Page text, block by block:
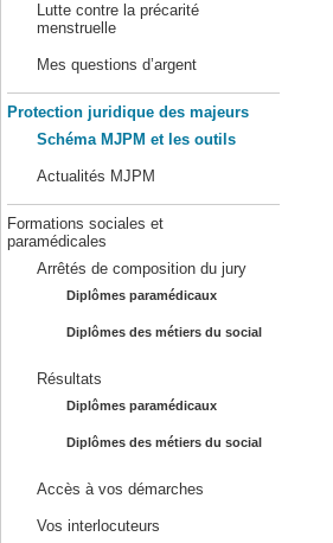
Lutte contre la précarité
menstruelle
Mes questions d’argent
Protection juridique des majeurs
Schéma MJPM et les outils
Actualités MJPM
Formations sociales et
paramédicales
Arrêtés de composition du jury
Diplômes paramédicaux
Diplômes des métiers du social
Résultats
Diplômes paramédicaux
Diplômes des métiers du social
Accès à vos démarches
Vos interlocuteurs